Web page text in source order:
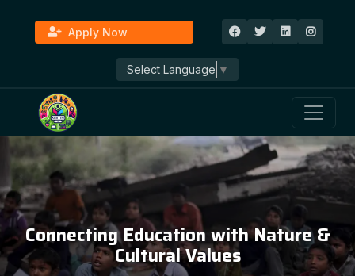
Apply Now
Select Language ▼
Connecting Education with Nature &
Cultural Values